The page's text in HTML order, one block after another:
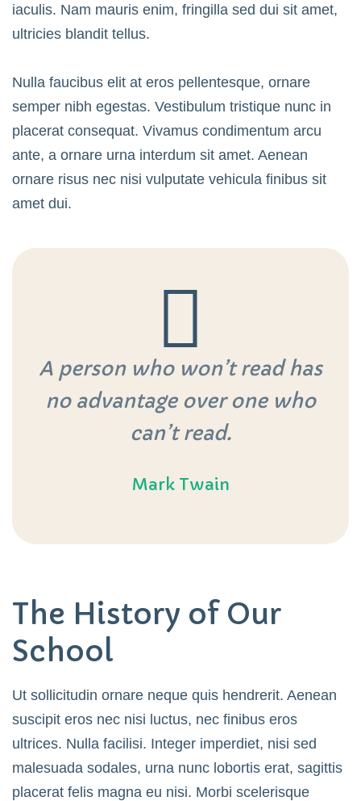
iaculis. Nam mauris enim, fringilla sed dui sit amet,
ultricies blandit tellus.
Nulla faucibus elit at eros pellentesque, ornare
semper nibh egestas. Vestibulum tristique nunc in
placerat consequat. Vivamus condimentum arcu
ante, a ornare urna interdum sit amet. Aenean
ornare risus nec nisi vulputate vehicula finibus sit
amet dui.
A person who won’t read has
no advantage over one who
can’t read.
Mark Twain
The History of Our
School
Ut sollicitudin ornare neque quis hendrerit. Aenean
suscipit eros nec nisi luctus, nec finibus eros
ultrices. Nulla facilisi. Integer imperdiet, nisi sed
malesuada sodales, urna nunc lobortis erat, sagittis
placerat felis magna eu nisi. Morbi scelerisque